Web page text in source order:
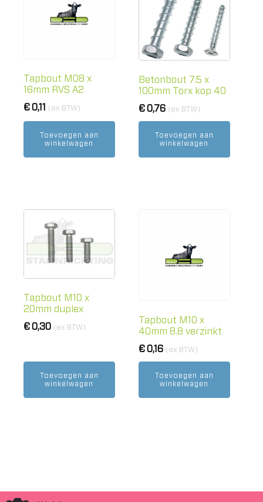
Tapbout M08 x
16mm RVS A2
€0,11 (ex BTW)
Toevoegen aan
winkelwagen
Betonbout 7.5 x
100mm Torx kop 40
€0,76 (ex BTW)
Toevoegen aan
winkelwagen
Tapbout M10 x
20mm duplex
€0,30 (ex BTW)
Toevoegen aan
winkelwagen
Tapbout M10 x
40mm 8.8 verzinkt
€0,16 (ex BTW)
Toevoegen aan
winkelwagen